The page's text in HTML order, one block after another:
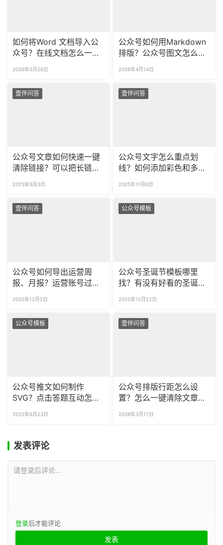
如何将Word 文档导入公
众号？在线文档怎么一键
2026年5月26日
公众号如何用Markdown
排版？公众号图文怎么快
2026年4月14日
壹伴问答
公众号文章如何快速一键
清除链接？可以把长链接
2025年9月3日
壹伴问答
公众号文字怎么重点划
线？如何添加彩色和多样
2025年11月6日
壹伴问答
公众号如何导出运营周
报、月报？运营账号过程
要？
2025年12月2日
公众号模板
公众号圣诞节模板哪里
找？有没有好看的圣诞节
2025年12月22日
公众号模板
公众号推文如何制作
SVG？点击答题互动怎么
2025年6月23日
壹伴问答
公众号排版行距怎么设
置？怎么一键清除文章空
2026年3月17日
发表评论
请登录后评论...
登录后才能评论